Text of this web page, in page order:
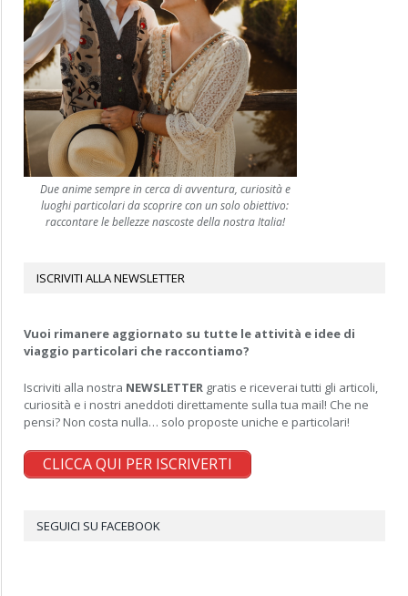
Due anime sempre in cerca di avventura, curiosità e
luoghi particolari da scoprire con un solo obiettivo:
raccontare le bellezze nascoste della nostra Italia!
ISCRIVITI ALLA NEWSLETTER
Vuoi rimanere aggiornato su tutte le attività e idee di
viaggio particolari che raccontiamo?
Iscriviti alla nostra NEWSLETTER gratis e riceverai tutti gli articoli,
curiosità e i nostri aneddoti direttamente sulla tua mail! Che ne
pensi? Non costa nulla… solo proposte uniche e particolari!
CLICCA QUI PER ISCRIVERTI
SEGUICI SU FACEBOOK